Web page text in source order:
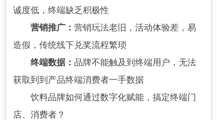
诚度低，终端缺乏积极性
营销推广： 营销玩法老旧，活动体验差，易
造假，传统线下兑奖流程繁琐
终端数据： 品牌不能触及到终端用户，无法
获取到到产品终端消费者一手数据
饮料品牌如何通过数字化赋能，搞定终端门
店、消费者？